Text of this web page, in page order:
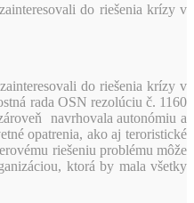
do riešenia krízy v
do riešenia krízy v
rada OSN rezolúciu č. 1160
navrhovala autonómiu a
opatrenia, ako aj teroristické
riešeniu problému môže
ktorá by mala všetky